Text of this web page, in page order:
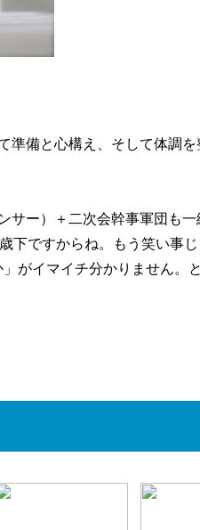
準備と心構え、そして体調
サー）＋二次会幹事軍団も
下ですからね。もう笑い事
がイマイチ分かりません。